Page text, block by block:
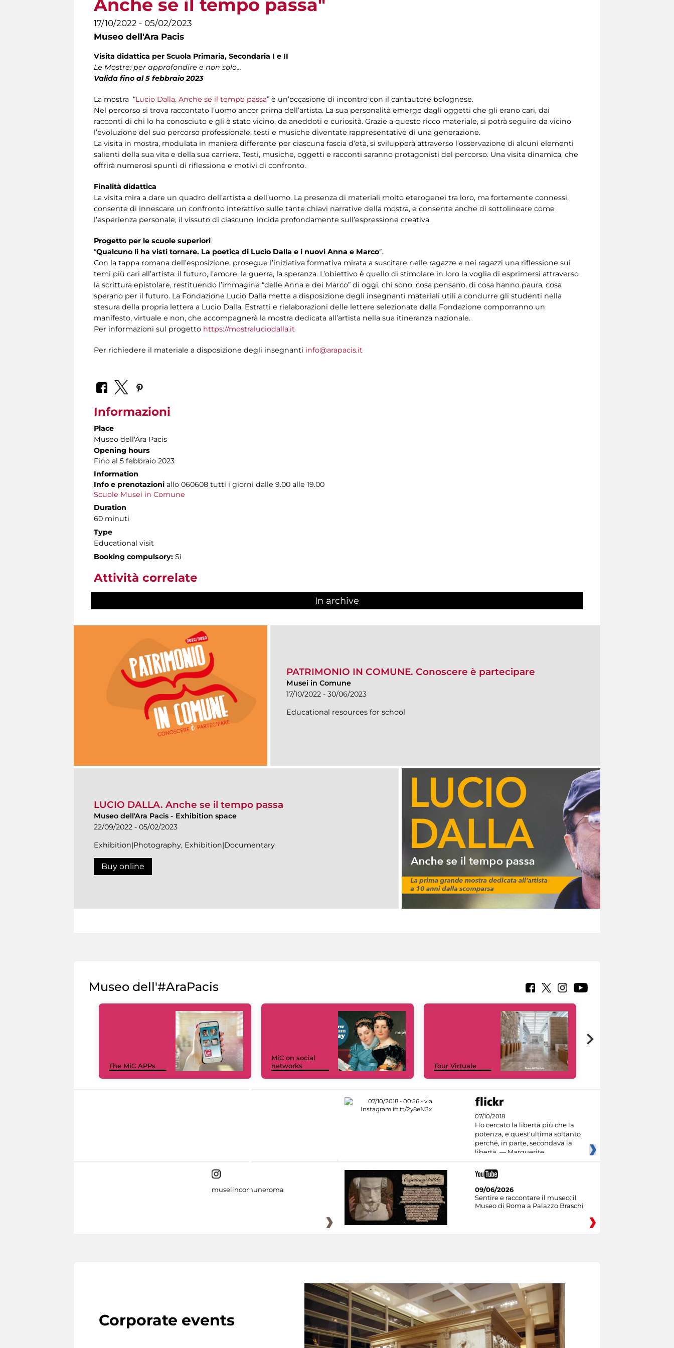
Anche se il tempo passa"
17/10/2022 - 05/02/2023
Museo dell'Ara Pacis
Visita didattica per Scuola Primaria, Secondaria I e II
Le Mostre: per approfondire e non solo...
Valida fino al 5 febbraio 2023
La mostra “Lucio Dalla. Anche se il tempo passa” è un’occasione di incontro con il cantautore bolognese.
Nel percorso si trova raccontato l’uomo ancor prima dell’artista. La sua personalità emerge dagli oggetti che gli erano cari, dai
racconti di chi lo ha conosciuto e gli è stato vicino, da aneddoti e curiosità. Grazie a questo ricco materiale, si potrà seguire da vicino
l’evoluzione del suo percorso professionale: testi e musiche diventate rappresentative di una generazione.
La visita in mostra, modulata in maniera differente per ciascuna fascia d’età, si svilupperà attraverso l’osservazione di alcuni elementi
salienti della sua vita e della sua carriera. Testi, musiche, oggetti e racconti saranno protagonisti del percorso. Una visita dinamica, che
offrirà numerosi spunti di riflessione e motivi di confronto.
Finalità didattica
La visita mira a dare un quadro dell’artista e dell’uomo. La presenza di materiali molto eterogenei tra loro, ma fortemente connessi,
consente di innescare un confronto interattivo sulle tante chiavi narrative della mostra, e consente anche di sottolineare come
l’esperienza personale, il vissuto di ciascuno, incida profondamente sull’espressione creativa.
Progetto per le scuole superiori
“Qualcuno li ha visti tornare. La poetica di Lucio Dalla e i nuovi Anna e Marco”.
Con la tappa romana dell’esposizione, prosegue l’iniziativa formativa mirata a suscitare nelle ragazze e nei ragazzi una riflessione sui
temi più cari all’artista: il futuro, l’amore, la guerra, la speranza. L’obiettivo è quello di stimolare in loro la voglia di esprimersi attraverso
la scrittura epistolare, restituendo l’immagine “delle Anna e dei Marco” di oggi, chi sono, cosa pensano, di cosa hanno paura, cosa
sperano per il futuro. La Fondazione Lucio Dalla mette a disposizione degli insegnanti materiali utili a condurre gli studenti nella
stesura della propria lettera a Lucio Dalla. Estratti e rielaborazioni delle lettere selezionate dalla Fondazione comporranno un
manifesto, virtuale e non, che accompagnerà la mostra dedicata all’artista nella sua itineranza nazionale.
Per informazioni sul progetto https://mostraluciodalla.it
Per richiedere il materiale a disposizione degli insegnanti info@arapacis.it
Informazioni
Place
Museo dell'Ara Pacis
Opening hours
Fino al 5 febbraio 2023
Information
Info e prenotazioni allo 060608 tutti i giorni dalle 9.00 alle 19.00
Scuole Musei in Comune
Duration
60 minuti
Type
Educational visit
Booking compulsory: Sì
Attività correlate
In archive
PATRIMONIO IN COMUNE. Conoscere è partecipare
Musei in Comune
17/10/2022 - 30/06/2023
Educational resources for school
LUCIO DALLA. Anche se il tempo passa
Museo dell'Ara Pacis - Exhibition space
22/09/2022 - 05/02/2023
Exhibition|Photography, Exhibition|Documentary
Buy online
Museo dell'#AraPacis
The MiC APPs
MiC on social
networks
Tour Virtuale
07/10/2018
Ho cercato la libertà più che la
potenza, e quest'ultima soltanto
perché, in parte, secondava la
libertà. — Marguerite
museiincomuneroma
09/06/2026
Sentire e raccontare il museo: il
Museo di Roma a Palazzo Braschi
Corporate events